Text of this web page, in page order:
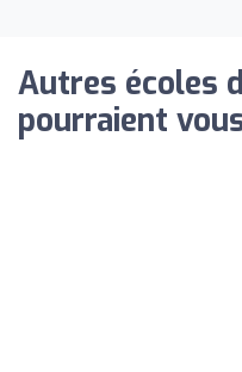
Autres écoles
pourraient